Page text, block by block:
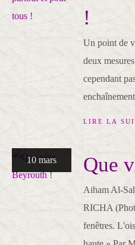
!
Un point de
deux
cependant
LIRE LA
10 mars Que
Aiham Al-
RICHA
fenêtres.